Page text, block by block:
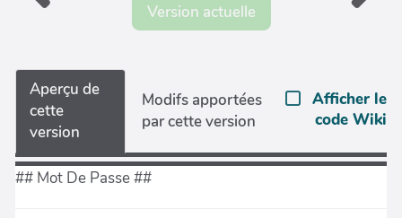
Version actuelle
Aperçu de
cette
version
Modifs apportées
par cette version
Afficher le
code Wiki